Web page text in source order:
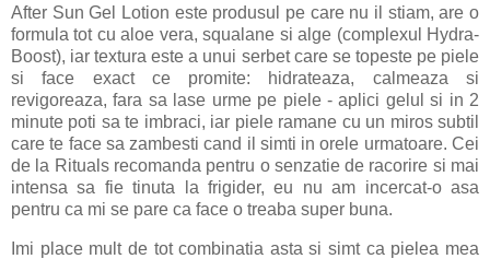
After Sun Gel Lotion este produsul pe care nu il stiam, are o
formula tot cu aloe vera, squalane si alge (complexul Hydra-
Boost), iar textura este a unui serbet care se topeste pe piele
si face exact ce promite: hidrateaza, calmeaza si
revigoreaza, fara sa lase urme pe piele - aplici gelul si in 2
minute poti sa te imbraci, iar piele ramane cu un miros subtil
care te face sa zambesti cand il simti in orele urmatoare. Cei
de la Rituals recomanda pentru o senzatie de racorire si mai
intensa sa fie tinuta la frigider, eu nu am incercat-o asa
pentru ca mi se pare ca face o treaba super buna.
Imi place mult de tot combinatia asta si simt ca pielea mea